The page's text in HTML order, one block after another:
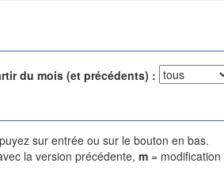
du mois (et précédents) :
sur entrée ou sur le bouton en bas.
la version précédente, m =